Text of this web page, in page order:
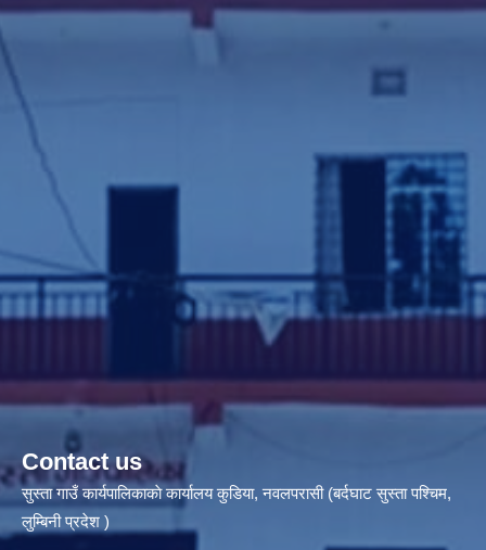
Contact us
सुस्ता गाउँ कार्यपालिकाकाे कार्यालय कुडिया, नवलपरासी (बर्दघाट सुस्ता पश्चिम,
लुम्बिनी प्रदेश )